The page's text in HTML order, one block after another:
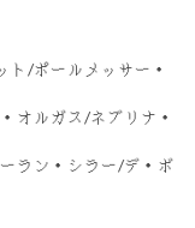
ト/ポールメッサー・
オルガス/ネブリナ・
ラン・シラー/デ・ボ